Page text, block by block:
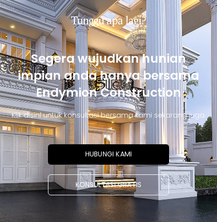
Tunggu apa lagi?
Segera wujudkan hunian
impian anda hanya bersama
Endymion Construction
Klik disini untuk konsultasi bersama kami sekarang juga.
HUBUNGI KAMI
KONSULTASI GRATIS